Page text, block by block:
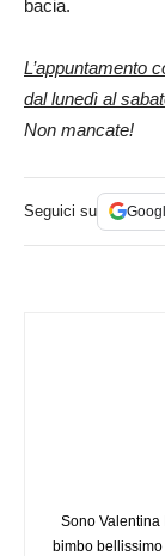
bacia.
L’appuntamento
dal lunedì al
Non mancate!
Seguici su
Sono Valentina
bimbo